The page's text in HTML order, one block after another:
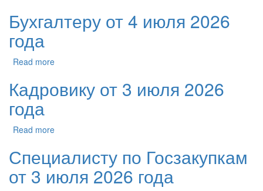
Бухгалтеру от 4 июля 2026
года
Read more
Кадровику от 3 июля 2026
года
Read more
Специалисту по Госзакупкам
от 3 июля 2026 года